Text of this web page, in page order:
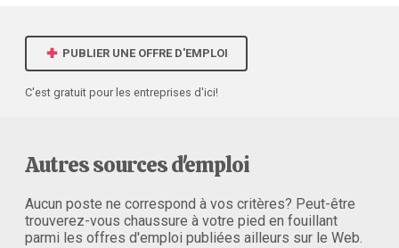
PUBLIER UNE OFFRE D'EMPLOI
C'est gratuit pour les entreprises d'ici!
Autres sources d'emploi
Aucun poste ne correspond à vos critères? Peut-être
trouverez-vous chaussure à votre pied en fouillant
parmi les offres d'emploi publiées ailleurs sur le Web.